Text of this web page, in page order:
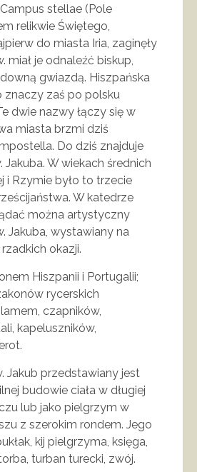
stellae (Pole
relikwie Świętego,
do miasta Iria, zaginęły
miał je odnaleźć biskup,
gwiazdą. Hiszpańska
znaczy zaś po polsku
dwie nazwy łączy się w
miasta brzmi dziś
Do dziś znajduje
Jakuba. W wiekach średnich
i Rzymie było to trzecie
W katedrze
można artystyczny
Jakuba, wystawiany na
okazji.
Hiszpanii i Portugalii;
rycerskich
czapników,
kapeluszników,
Jakub przedstawiany jest
budowie ciała w długiej
lub jako pielgrzym w
z szerokim rondem. Jego
kij pielgrzyma, księga,
turban turecki, zwój.